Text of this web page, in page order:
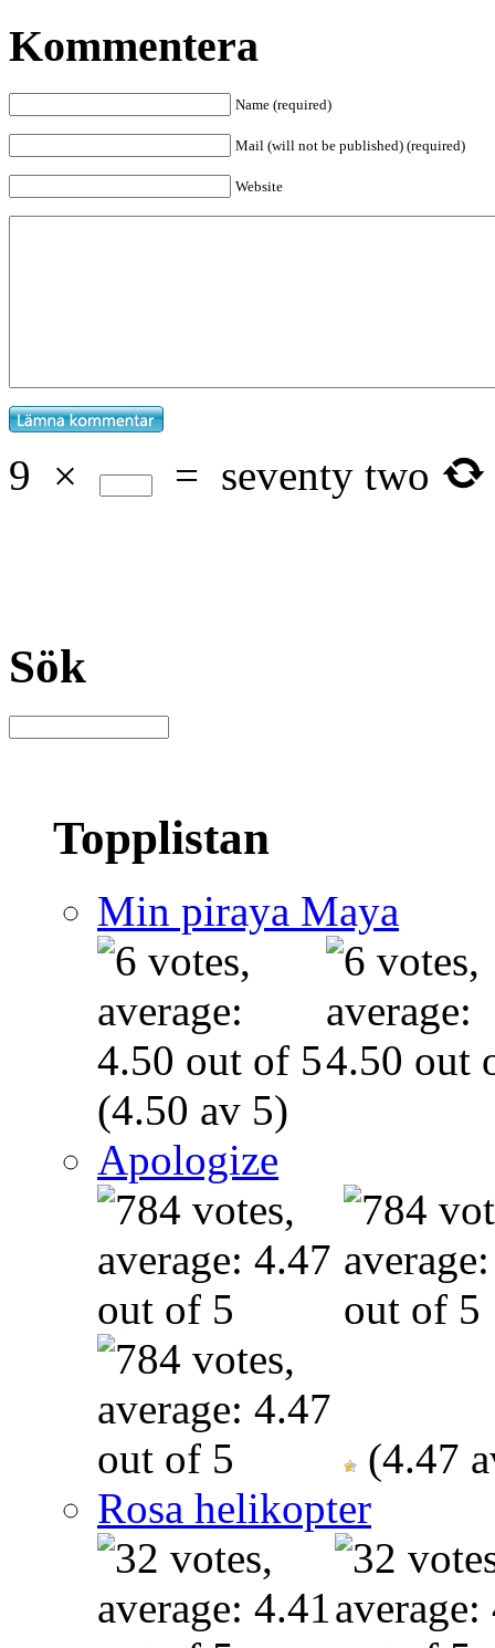
Kommentera
Name (required)
Mail (will not be published) (required)
Website
9 × = seventy two
Sök
Topplistan
Min piraya Maya
(4.50 av 5)
Apologize
(4.47
Rosa helikopter